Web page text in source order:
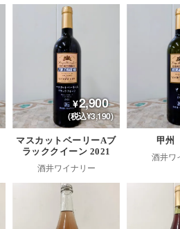
2,900
(税込¥3,190)
マスカットベーリーAブ
ラッククイーン 2021
酒井ワイナリー
甲州
酒井ワ